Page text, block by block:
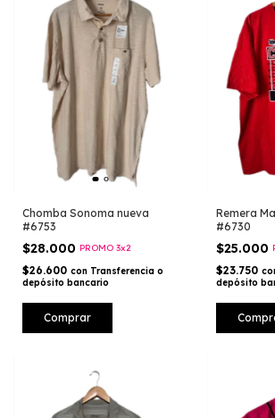
Chomba Sonoma nueva
#6753
$28.000 PROMO 3x2
$26.600 con Transferencia o
depósito bancario
Comprar
Remera
#6730
$25.000
$23.750
depósito